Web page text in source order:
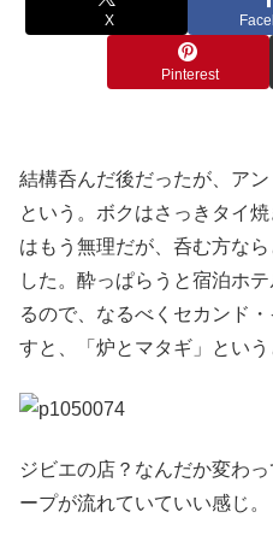
X
Pinterest
結構呑んだ後だったが、ア
という。ボクはさっきタイ
はもう無理だが、呑む方な
した。酔っぱらうと宿泊ホ
るので、なるべくセカンド
すと、「炉とマタギ」という
ジビエの店？なんだか変わ
ープが流れていていい感じ。